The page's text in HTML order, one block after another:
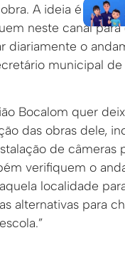
A ideia é que
neste canal
diariamente o
municipal de
Bocalom quer
das obras dele,
de câmeras
verifiquem o
localidade
alternativas para